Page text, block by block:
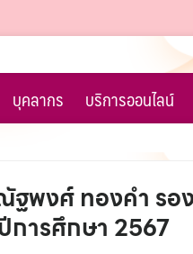
บุคลากร บริการออนไลน์
พงศ์ ทองคำ รอ
การศึกษา 2567